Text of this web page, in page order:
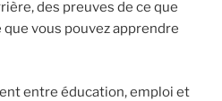
des preuves de ce que
vous pouvez apprendre
entre éducation, emploi et